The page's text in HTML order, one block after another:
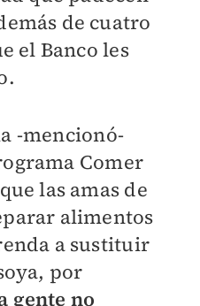
de cuatro
el Banco les
-mencionó-
Comer
las amas de
alimentos
a sustituir
por
gente no